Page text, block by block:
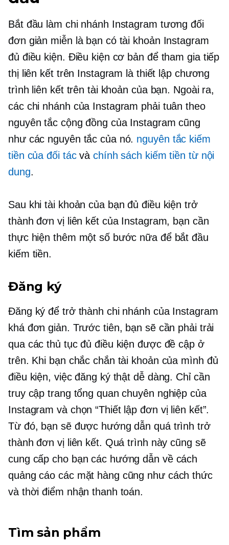
Bắt đầu làm chi nhánh Instagram tương đối
đơn giản miễn là bạn có tài khoản Instagram
đủ điều kiện. Điều kiện cơ bản để tham gia tiếp
thị liên kết trên Instagram là thiết lập chương
trình liên kết trên tài khoản của bạn. Ngoài ra,
các chi nhánh của Instagram phải tuân theo
nguyên tắc cộng đồng của Instagram cũng
như các nguyên tắc của nó. nguyên tắc kiếm
tiền của đối tácvàchính sách kiếm tiền từ nội
dung.
Sau khi tài khoản của bạn đủ điều kiện trở
thành đơn vị liên kết của Instagram, bạn cần
thực hiện thêm một số bước nữa để bắt đầu
kiếm tiền.
Đăng ký
Đăng ký để trở thành chi nhánh của Instagram
khá đơn giản. Trước tiên, bạn sẽ cần phải trải
qua các thủ tục đủ điều kiện được đề cập ở
trên. Khi bạn chắc chắn tài khoản của mình đủ
điều kiện, việc đăng ký thật dễ dàng. Chỉ cần
truy cập trang tổng quan chuyên nghiệp của
Instagram và chọn “Thiết lập đơn vị liên kết”.
Từ đó, bạn sẽ được hướng dẫn quá trình trở
thành đơn vị liên kết. Quá trình này cũng sẽ
cung cấp cho bạn các hướng dẫn về cách
quảng cáo các mặt hàng cũng như cách thức
và thời điểm nhận thanh toán.
Tìm sản phẩm